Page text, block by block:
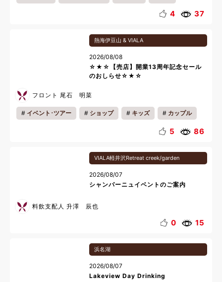
4 37
熱海伊豆山 & VIALA
2026/08/08
☆★☆【売店】開業13周年記念セール
のおしらせ☆★☆
フロント 尾石 明菜
イベント･ツアー ショップ キッズ カップル
5 86
VIALA軽井沢Retreat creek/garden
2026/08/07
シャンパーニュイベントのご案内
料飲支配人 升澤 辰也
0 15
浜名湖
2026/08/07
Lakeview Day Drinking